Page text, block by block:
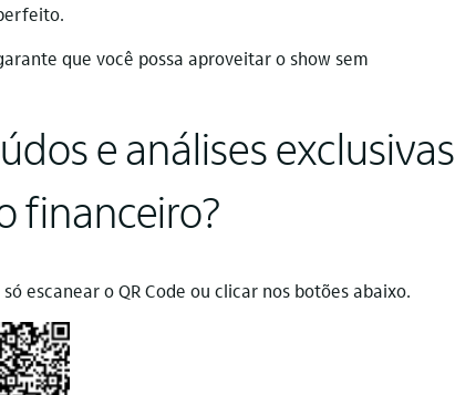
que você possa aproveitar o show sem
e análises exclusivas
financeiro?
escanear o QR Code ou clicar nos botões abaixo.